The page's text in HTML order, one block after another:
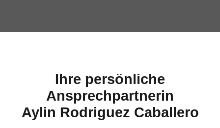
Ihre persönliche
Ansprechpartnerin
Aylin Rodriguez Caballero